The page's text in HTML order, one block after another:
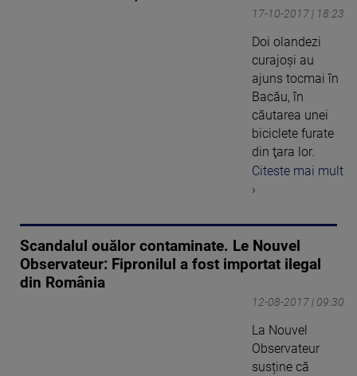
17-10-2017 | 18:23
Doi olandezi
curajoşi au
ajuns tocmai în
Bacău, în
căutarea unei
biciclete furate
din ţara lor.
Citeste mai mult
›
Scandalul ouălor contaminate. Le Nouvel
Observateur: Fipronilul a fost importat ilegal
din România
12-08-2017 | 09:30
La Nouvel
Observateur
susține că